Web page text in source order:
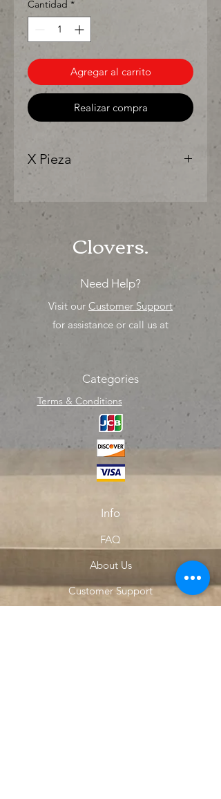
Cantidad *
Agregar al carrito
Realizar compra
X Pieza
solo los mejores precios para tu
tienda o proyecto" venta por
Clovers.
Need Help?
Visit our Customer Support
for assistance or call us at
Categories
Terms & Conditions
Info
FAQ
About Us
Customer Support